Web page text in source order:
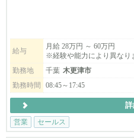
会社のモットーは「できる限り
げる！」
やる気次第で、あなたのアイデ
す。
一緒に新しいことに挑戦しません
地元や巷で話題の商品や企業の
給与
月給 28万円 ～ 60万円
※経験や能力により異なり
勤務地
千葉 木更津市
勤務時間
08:45～17:45
詳
営業
セールス